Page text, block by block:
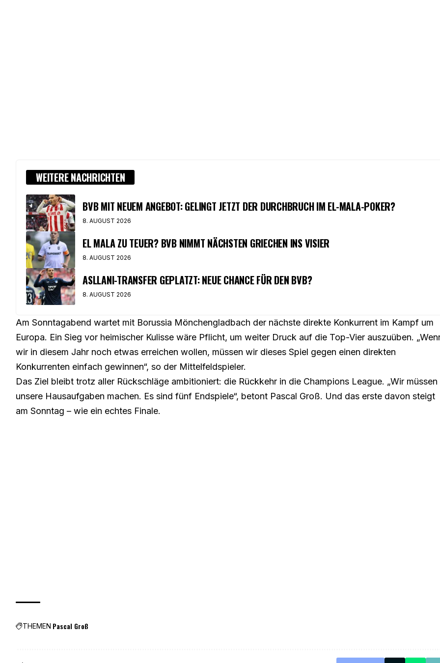
WEITERE NACHRICHTEN
BVB MIT NEUEM ANGEBOT: GELINGT JETZT DER DURCHBRUCH IM EL-MALA-POKER?
8. AUGUST 2026
EL MALA ZU TEUER? BVB NIMMT NÄCHSTEN GRIECHEN INS VISIER
8. AUGUST 2026
ASLLANI-TRANSFER GEPLATZT: NEUE CHANCE FÜR DEN BVB?
8. AUGUST 2026
Am Sonntagabend wartet mit Borussia Mönchengladbach der nächste direkte Konkurrent im Kampf um
Europa. Ein Sieg vor heimischer Kulisse wäre Pflicht, um weiter Druck auf die Top-Vier auszuüben.
wir in diesem Jahr noch etwas erreichen wollen, müssen wir dieses Spiel gegen einen direkten
Konkurrenten einfach gewinnen“, so der Mittelfeldspieler.
Das Ziel bleibt trotz aller Rückschläge ambitioniert: die Rückkehr in die Champions League. „Wir müssen
unsere Hausaufgaben machen. Es sind fünf Endspiele“, betont Pascal Groß. Und das erste davon steigt
am Sonntag – wie ein echtes Finale.
THEMEN Pascal Groß